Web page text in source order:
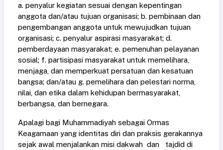
a. penyalur kegiatan sesuai dengan kepentingan
anggota dan/atau tujuan organisasi; b. pembinaan dan
pengembangan anggota untuk mewujudkan tujuan
organisasi; c. penyalur aspirasi masyarakat; d.
pemberdayaan masyarakat; e. pemenuhan pelayanan
sosial; f. partisipasi masyarakat untuk memelihara,
menjaga, dan memperkuat persatuan dan kesatuan
bangsa; dan/atau g. pemelihara dan pelestari norma,
nilai, dan etika dalam kehidupan bermasyarakat,
berbangsa, dan bernegara.
Apalagi bagi Muhammadiyah sebagai Ormas
Keagamaan yang identitas diri dan praksis gerakannya
sejak awal menjalankan misi dakwah dan tajdid di